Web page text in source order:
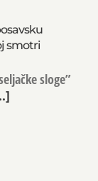
smotri
sloge”